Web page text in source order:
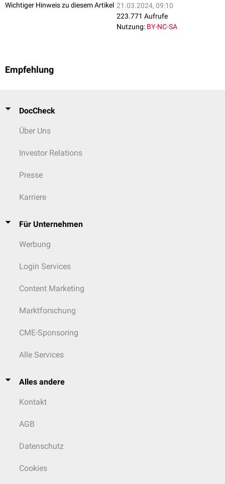
Wichtiger Hinweis zu diesem Artikel 21.03.2024, 09:10
223.771 Aufrufe
Nutzung: BY-NC-SA
Empfehlung
DocCheck
Über Uns
Investor Relations
Presse
Karriere
Für Unternehmen
Werbung
Login Services
Content Marketing
Marktforschung
CME-Sponsoring
Alle Services
Alles andere
Kontakt
AGB
Datenschutz
Cookies